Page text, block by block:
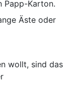
Papp-Karton.
Äste oder
wollt, sind das